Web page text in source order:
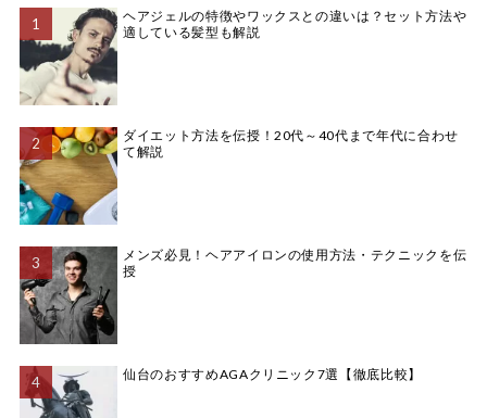
ヘアジェルの特徴やワックスとの違いは？セット方法や
適している髪型も解説
ダイエット方法を伝授！20代～40代まで年代に合わせ
て解説
メンズ必見！ヘアアイロンの使用方法・テクニックを伝
授
仙台のおすすめAGAクリニック7選【徹底比較】